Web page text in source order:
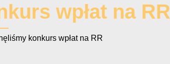
wpłat na RR
konkurs wpłat na RR